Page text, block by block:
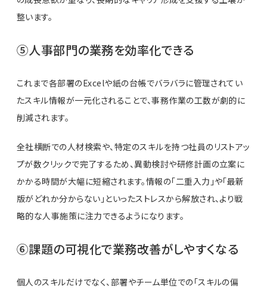
整います。
⑤人事部門の業務を効率化できる
これまで各部署のExcelや紙の台帳でバラバラに管理されてい
たスキル情報が一元化されることで、事務作業の工数が劇的に
削減されます。
全社横断での人材検索や、特定のスキルを持つ社員のリストアッ
プが数クリックで完了するため、異動検討や研修計画の立案に
かかる時間が大幅に短縮されます。情報の「二重入力」や「最新
版がどれか分からない」といったストレスから解放され、より戦
略的な人事施策に注力できるようになります。
⑥課題の可視化で業務改善がしやすくなる
個人のスキルだけでなく、部署やチーム単位での「スキルの偏